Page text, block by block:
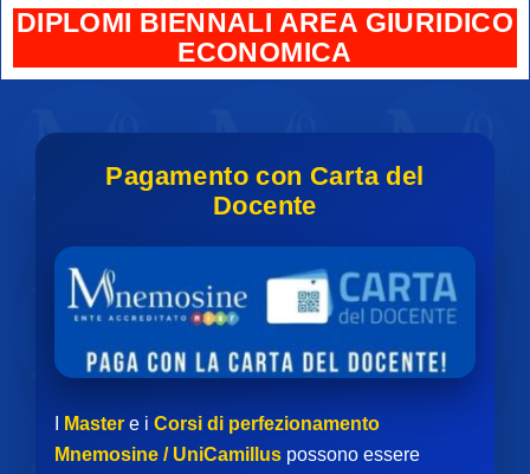
DIPLOMI BIENNALI AREA GIURIDICO
ECONOMICA
Pagamento con Carta del
Docente
Master e i Corsi di perfezionamento
Mnemosine / UniCamillus possono essere